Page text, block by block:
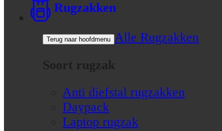
Rugzakken
Terug naar hoofdmenu Alle Rugzakken
Soort rugzak
Anti diefstal rugzakken
Daypack
Laptop rugzak